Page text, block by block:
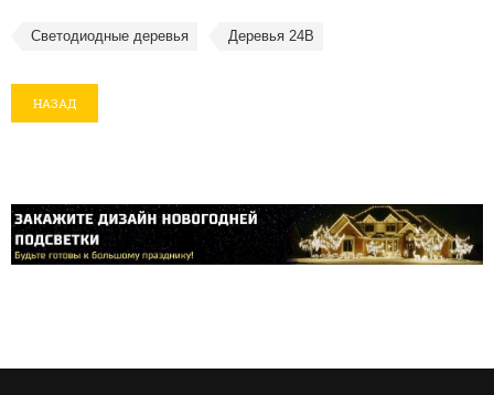
Светодиодные деревья Деревья 24В
НАЗАД